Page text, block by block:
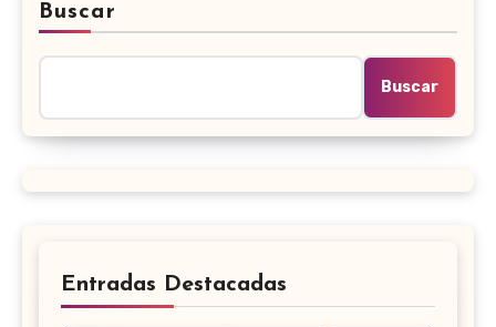
Buscar
Buscar
Entradas Destacadas